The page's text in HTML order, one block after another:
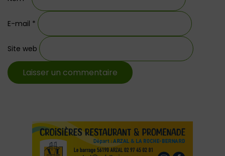
E-mail *
Site web